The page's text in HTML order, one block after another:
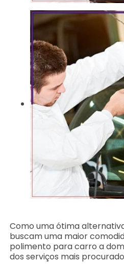
Como uma ótima
buscam uma maior
polimento para carro a
dos serviços mais